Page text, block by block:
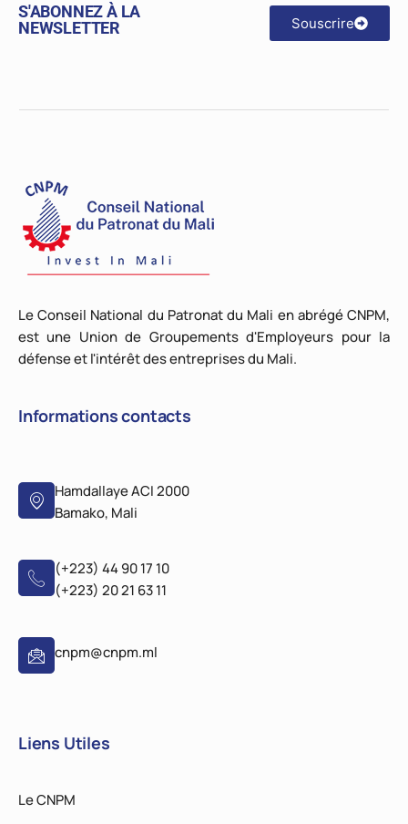
S'ABONNEZ À LA
NEWSLETTER
Souscrire
Le Conseil National du Patronat du Mali en abrégé CNPM,
est une Union de Groupements d'Employeurs pour la
défense et l'intérêt des entreprises du Mali.
Informations contacts
Hamdallaye ACI 2000
Bamako, Mali
(+223) 44 90 17 10
(+223) 20 21 63 11
cnpm@cnpm.ml
Liens Utiles
Le CNPM